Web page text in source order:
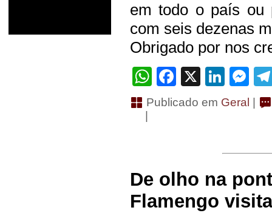
em todo o país ou
com seis dezenas
Obrigado por nos
WhatsApp
Facebook
X
Publicado em Geral |
De olho na
Flamengo